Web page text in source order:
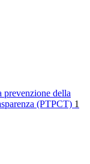
prevenzione della
(PTPCT) 1